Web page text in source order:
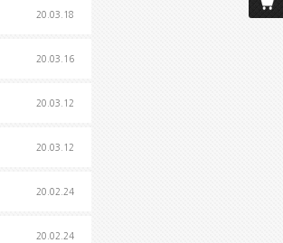
20.03.18
20.03.16
20.03.12
20.03.12
20.02.24
20.02.24